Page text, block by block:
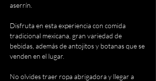
aserrín.
Disfruta en esta experiencia con comida
tradicional mexicana, gran variedad de
bebidas, además de antojitos y botanas que se
venden en el lugar.
No olvides traer ropa abrigadora y llegar a